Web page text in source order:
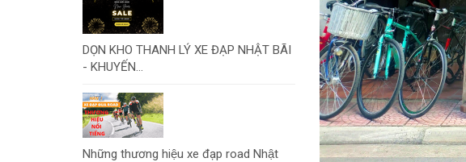
DỌN KHO THANH LÝ XE ĐẠP NHẬT BÃI
- KHUYẾN...
Những thương hiệu xe đạp road Nhật